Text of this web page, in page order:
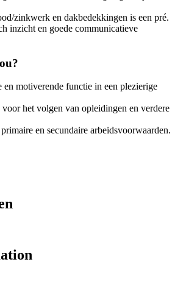
zinkwerk en dakbedekkingen is een pré.
inzicht en goede communicatieve
en motiverende functie in een plezierige
het volgen van opleidingen en verdere
en secundaire arbeidsvoorwaarden.